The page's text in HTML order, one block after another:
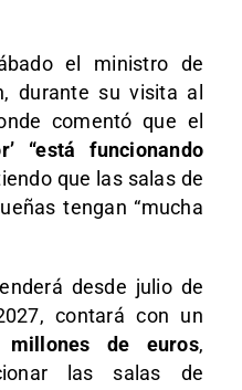
el ministro de
durante su visita al
comentó que el
“está funcionando
que las salas de
tengan “mucha
desde julio de
contará con un
millones de euros,
las salas de